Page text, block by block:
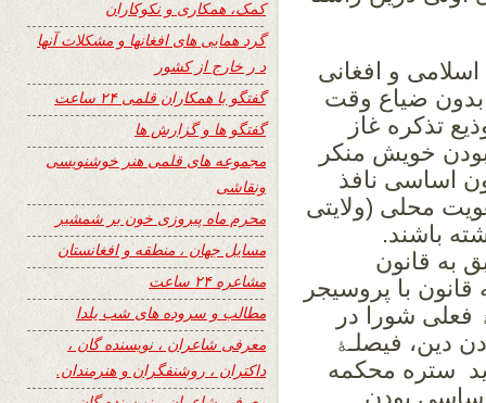
و افغانی
ضیاع وقت
تذکره غاز
خویش منکر
اساسی نافذ
محلی (ولایتی
باشند.
به قانون
با پروسیجر
فعلی شورا در
دین، فیصلـﮥ
ستره محکمه
بودن
کمک، همکاری و نکوکاران
گرد همایی های افغانها و مشکلات آنها
د ر خارج از کشور
گفتگو با همکاران قلمی ۲۴ ساعت
گفتگو ها و گزارش ها
مجموعه های قلمی هنر خوشنویسی
ونقاشی
محرم ماه پیروزی خون بر شمشیر
مسایل جهان ، منطقه و افغانستان
مشاعره ۲۴ ساعت
مطالب و سروده های شب یلدا
معرفی شاعران ، نویسنده گان ،
داکتران ، روشنفگران و هنرمندان.